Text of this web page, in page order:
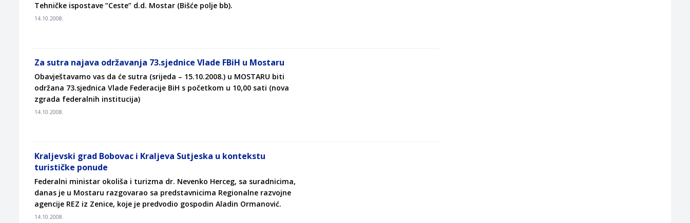
Tehničke ispostave ”Ceste” d.d. Mostar (Bišće polje bb).
14.10.2008.
Za sutra najava održavanja 73.sjednice Vlade FBiH u Mostaru
Obavještavamo vas da će sutra (srijeda – 15.10.2008.) u MOSTARU biti
održana 73.sjednica Vlade Federacije BiH s početkom u 10,00 sati (nova
zgrada federalnih institucija)
14.10.2008.
Kraljevski grad Bobovac i Kraljeva Sutjeska u kontekstu
turističke ponude
Federalni ministar okoliša i turizma dr. Nevenko Herceg, sa suradnicima,
danas je u Mostaru razgovarao sa predstavnicima Regionalne razvojne
agencije REZ iz Zenice, koje je predvodio gospodin Aladin Ormanović.
14.10.2008.